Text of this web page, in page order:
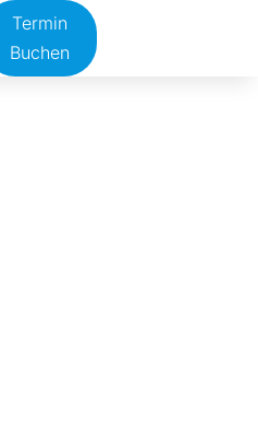
Termin
Buchen